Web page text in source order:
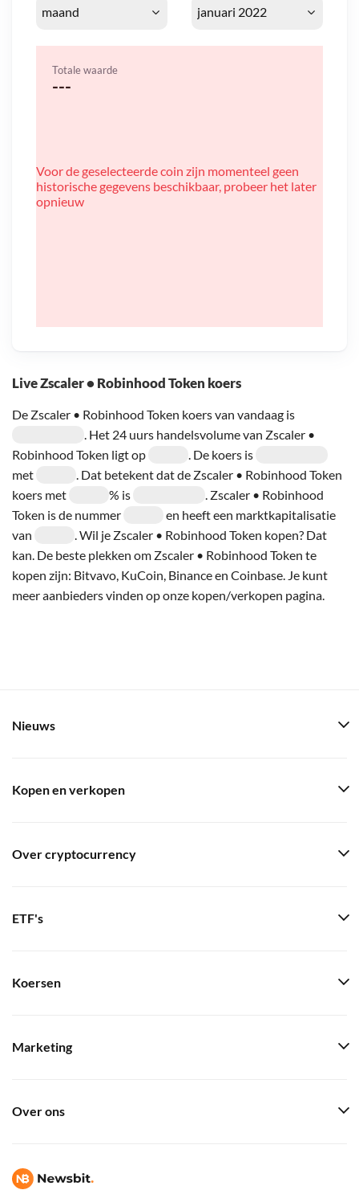
Live Zscaler • Robinhood Token koers
De Zscaler • Robinhood Token koers van vandaag is
. Het 24 uurs handelsvolume van Zscaler •
Robinhood Token ligt op
. De koers is
met
. Dat betekent dat de Zscaler • Robinhood Token
koers met
% is
. Zscaler • Robinhood
Token is de nummer
en heeft een marktkapitalisatie
van
. Wil je Zscaler • Robinhood Token kopen? Dat
kan. De beste plekken om Zscaler • Robinhood Token te
kopen zijn: Bitvavo, KuCoin, Binance en Coinbase. Je kunt
meer aanbieders vinden op onze kopen/verkopen pagina.
Totale waarde
---
Voor de geselecteerde coin zijn momenteel geen
historische gegevens beschikbaar, probeer het later
opnieuw
Nieuws
Kopen en verkopen
Over cryptocurrency
ETF's
Koersen
Marketing
Over ons